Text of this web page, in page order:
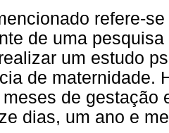
refere-
de uma
um estudo
de maternidade.
de gestação
dias, um ano e